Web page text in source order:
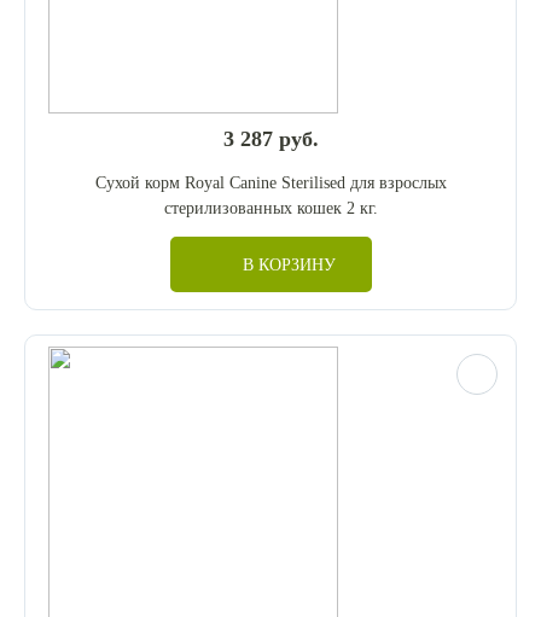
3 287 руб.
Сухой корм Royal Canine Sterilised для взрослых
стерилизованных кошек 2 кг.
В КОРЗИНУ